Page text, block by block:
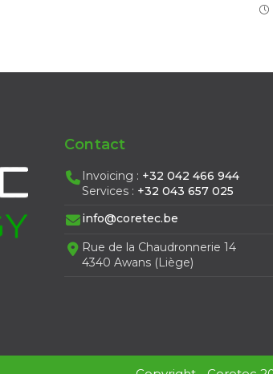
Contact
Invoicing : +32 042 466 944
Services : +32 043 657 025
info@coretec.be
Rue de la Chaudronnerie 14
4340 Awans (Liège)